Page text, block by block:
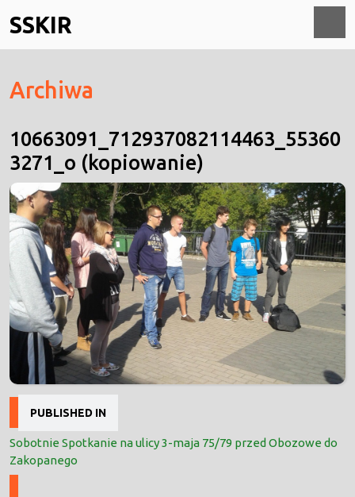
to
content
SSKIR
Archiwa
10663091_712937082114463_55360
3271_o (kopiowanie)
Nawigacja
wpisu
PUBLISHED IN
Sobotnie Spotkanie na ulicy 3-maja 75/79 przed Obozowe do
Zakopanego